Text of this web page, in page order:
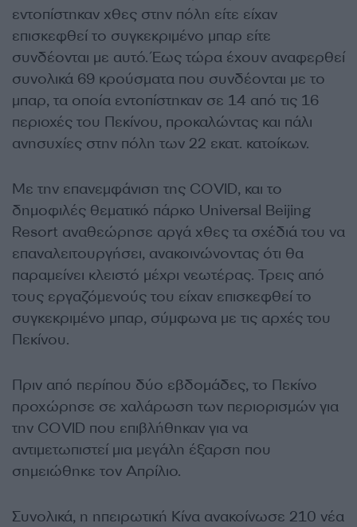
εντοπίστηκαν χθες στην πόλη είτε είχαν
επισκεφθεί το συγκεκριμένο μπαρ είτε
συνδέονται με αυτό. Έως τώρα έχουν αναφερθεί
συνολικά 69 κρούσματα που συνδέονται με το
μπαρ, τα οποία εντοπίστηκαν σε 14 από τις 16
περιοχές του Πεκίνου, προκαλώντας και πάλι
ανησυχίες στην πόλη των 22 εκατ. κατοίκων.
Με την επανεμφάνιση της COVID, και το
δημοφιλές θεματικό πάρκο Universal Beijing
Resort αναθεώρησε αργά χθες τα σχέδιά του να
επαναλειτουργήσει, ανακοινώνοντας ότι θα
παραμείνει κλειστό μέχρι νεωτέρας. Τρεις από
τους εργαζόμενούς του είχαν επισκεφθεί το
συγκεκριμένο μπαρ, σύμφωνα με τις αρχές του
Πεκίνου.
Πριν από περίπου δύο εβδομάδες, το Πεκίνο
προχώρησε σε χαλάρωση των περιορισμών για
την COVID που επιβλήθηκαν για να
αντιμετωπιστεί μια μεγάλη έξαρση που
σημειώθηκε τον Απρίλιο.
Συνολικά, η ηπειρωτική Κίνα ανακοίνωσε 210 νέα